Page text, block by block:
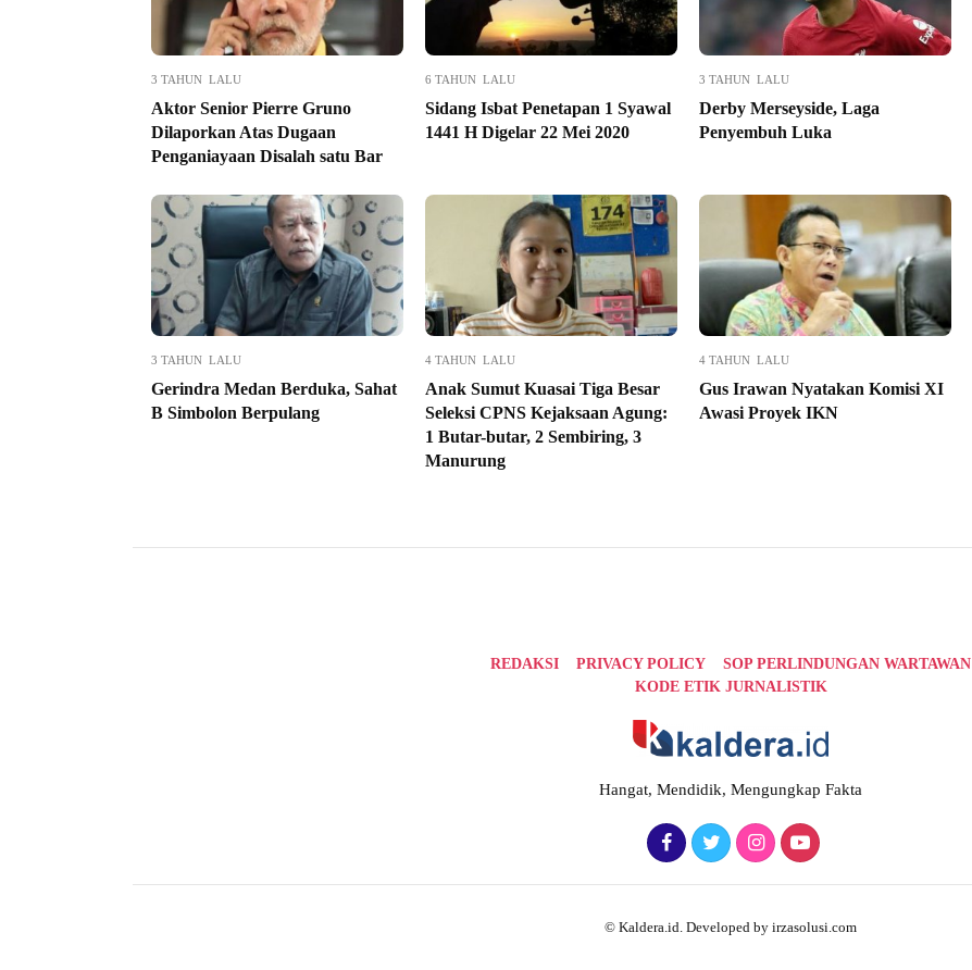
3 TAHUN LALU
Aktor Senior Pierre Gruno
Dilaporkan Atas Dugaan
Penganiayaan Disalah satu Bar
6 TAHUN LALU
Sidang Isbat Penetapan 1 Syawal
1441 H Digelar 22 Mei 2020
3 TAHUN LALU
Derby Merseyside, Laga
Penyembuh Luka
3 TAHUN LALU
Gerindra Medan Berduka, Sahat
B Simbolon Berpulang
4 TAHUN LALU
Anak Sumut Kuasai Tiga Besar
Seleksi CPNS Kejaksaan Agung:
1 Butar-butar, 2 Sembiring, 3
Manurung
4 TAHUN LALU
Gus Irawan Nyatakan Komisi XI
Awasi Proyek IKN
REDAKSI PRIVACY POLICY
SOP PERLINDUNGAN WARTAWAN
KODE ETIK JURNALISTIK
Hangat, Mendidik, Mengungkap Fakta
© Kaldera.id. Developed by irzasolusi.com